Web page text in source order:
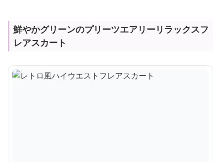
鮮やかグリーンのプリーツエアリーリラックスフ
レアスカート